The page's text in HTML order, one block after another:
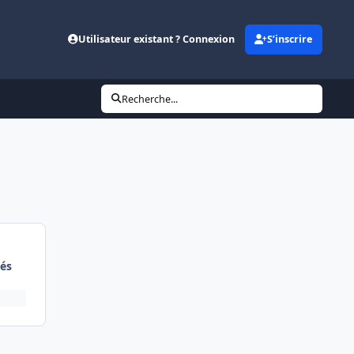
Utilisateur existant ? Connexion S’inscrire
Recherche...